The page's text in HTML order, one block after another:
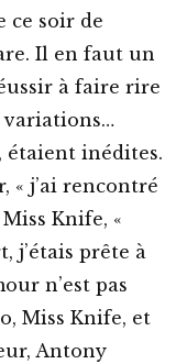
ce soir de
Il en faut un
à faire rire
variations…
étaient inédites.
« j’ai rencontré
Knife, «
j’étais prête à
n’est pas
Miss Knife, et
Antony